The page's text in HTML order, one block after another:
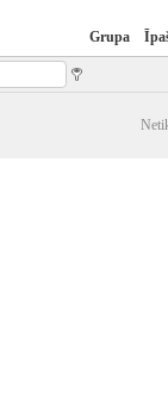
Grupa